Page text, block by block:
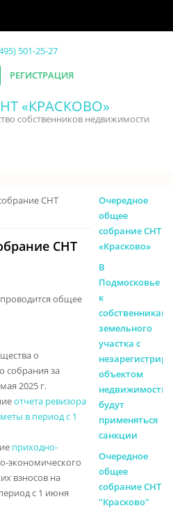
501-25-27
РЕГИСТРАЦИЯ
«КРАСКОВО»
собственников недвижимости
СНТ
СНТ
проводится общее
о
собрания за
2025 г.
отчета ревизора
в период с 1
приходно-
экономического
взносов на
с 1 июня
Очередное
общее
собрание СНТ
«Красково»
В
Подмосковье
к
собственникам
земельного
участка с
объектом
недвижимости
будут
применяться
санкции
Очередное
общее
собрание СНТ
"Красково"